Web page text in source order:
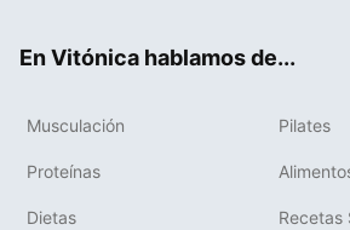
En Vitónica hablamos de...
Musculación Pilates
Proteínas
Dietas Recetas